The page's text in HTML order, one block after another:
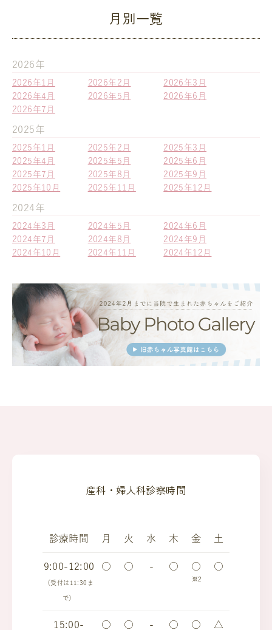
月別一覧
2026年
2026年1月 2026年2月
2026年3月
2026年4月
2026年5月
2026年6月
2026年7月
2025年
2025年1月 2025年2月
2025年3月
2025年4月
2025年5月
2025年6月
2025年7月
2025年8月
2025年9月
2025年10月
2025年11月 2025年12月
2024年
2024年3月 2024年5月
2024年6月
2024年7月
2024年8月
2024年9月
2024年10月
2024年11月 2024年12月
産科・婦人科診察時間
診療時間 月 火 水 木 金 土
9:00-12:00
（受付は11:30ま
で）
○ ○ - ○ ○
※2
○
15:00-
○ ○ - ○ ○ △